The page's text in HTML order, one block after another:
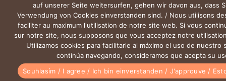
0
auf unserer Seite weitersurfen, gehen wir davon aus, dass
Verwendung von Cookies einverstanden sind. / Nous utilisons
faciliter au maximum l'utilisation de notre site web. Si vous
sur notre site, nous supposons que vous acceptez notre
Utilizamos cookies para facilitarle al máximo el uso de nuestro
continúa navegando, consideramos que acepta su
Souhlasím / I agree / Ich bin einverstanden / J'approuve /
0